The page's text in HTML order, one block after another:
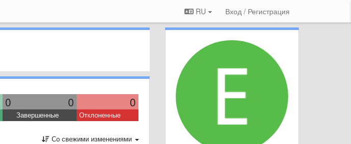
RU Вход / Регистрация
0 0 0
Завершенные Отклоненные
Со свежими изменениями